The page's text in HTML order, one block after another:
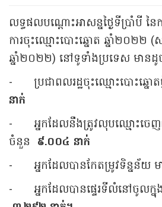
លទ្ធផលបណ្ដោះអាសន្នថ្ងៃទីប្រាំបី ន
ការចុះឈ្មោះបោះឆ្នោត ឆ្នាំ២០២២ (
ឆ្នាំ២០២២) នៅទូទាំងប្រទេស មានដូ
- ប្រជាពលរដ្ឋចុះឈ្មោះបោះឆ្នោ
នាក់
- អ្នកដែលនឹងត្រូវលុបឈ្មោះចេញ
ចំនួន ៩.០០៤ នាក់
- អ្នកដែលបានកែតម្រូវទិន្នន័យ
- អ្នកដែលបានផ្ទេរទីលំនៅចូលក្